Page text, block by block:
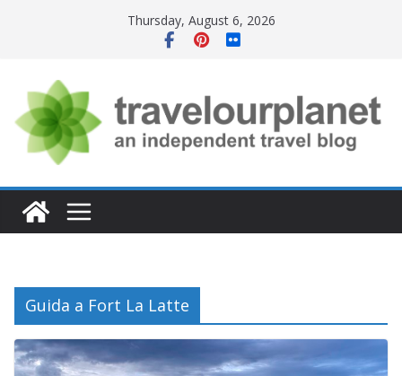
Thursday, August 6, 2026
Guida a Fort La Latte